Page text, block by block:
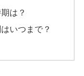
は？
いつまで？